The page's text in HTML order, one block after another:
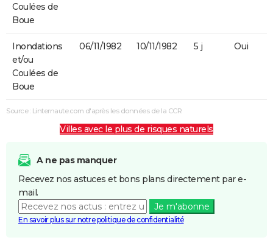
Coulées de
Boue
Inondations
et/ou
Coulées de
Boue
06/11/1982 10/11/1982 5 j Oui
Source : Linternaute.com d'après les données de la CCR
Villes avec le plus de risques naturels
A ne pas manquer
Recevez nos astuces et bons plans directement par e-
mail.
Je m'abonne
En savoir plus sur notre politique de confidentialité